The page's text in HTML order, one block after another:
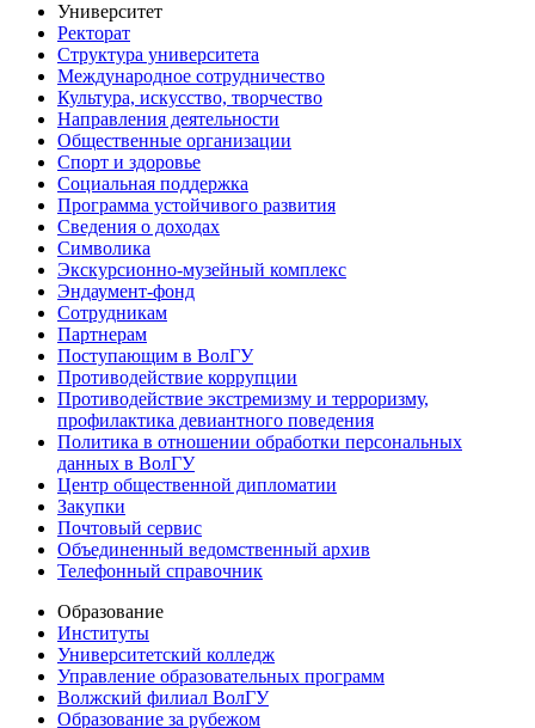
Университет
Ректорат
Структура университета
Международное сотрудничество
Культура, искусство, творчество
Направления деятельности
Общественные организации
Спорт и здоровье
Социальная поддержка
Программа устойчивого развития
Сведения о доходах
Символика
Экскурсионно-музейный комплекс
Эндаумент-фонд
Сотрудникам
Партнерам
Поступающим в ВолГУ
Противодействие коррупции
Противодействие экстремизму и терроризму,
профилактика девиантного поведения
Политика в отношении обработки персональных
данных в ВолГУ
Центр общественной дипломатии
Закупки
Почтовый сервис
Объединенный ведомственный архив
Телефонный справочник
Образование
Институты
Университетский колледж
Управление образовательных программ
Волжский филиал ВолГУ
Образование за рубежом